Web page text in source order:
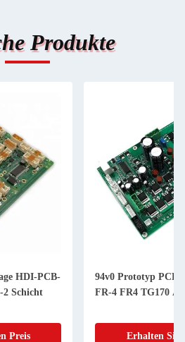
Produkte
HDI-PCB-
2 Schicht
Preis
94v0 Prototyp
FR-4 FR4 TG170
Erhalten Sie